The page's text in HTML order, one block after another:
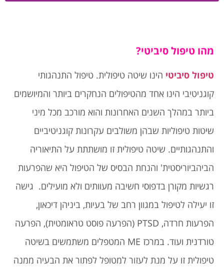
מהו טיפול סיביטי?
טיפול סיביטי הינו שיטה טיפולית. טיפול התנהגותי
קוגניטיבי הינו אחד מהטיפולים הנחקרים ביותר והמיושמים
ביותר במהלך השנים האחרונות והוא מורכב מכל מיני
שיטות טיפוליות שבהן משולבים עקרונות קוגניטיביים
והתנהגותיים. שיטה טיפולית זו מושתתת על התיאוריה
הביהביוריסטית' והנחת הבסיס של הטיפול היא שהפרעות
רגשיות מקורן בדפוסי חשיבה מעוותים ולא מועילים. גישה
זו יעילה לטיפול במגוון רחב של בעיות, ביניהן דיכאון,
הפרעות חרדה, PTSD (הפרעה פוסט טראומטית), הפרעה
טורדנית ועוד. במרכז ME המטפלים משתמשים בשיטה
טיפולית זו על מנת לעזור למטופל לפתור את הבעיה ממנה